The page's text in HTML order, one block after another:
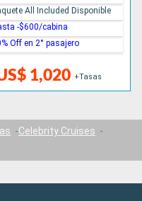
1,020 +Tasas
All Included Disponible
-$600/cabina
Off en 2° pasajero
Celebrity Cruises